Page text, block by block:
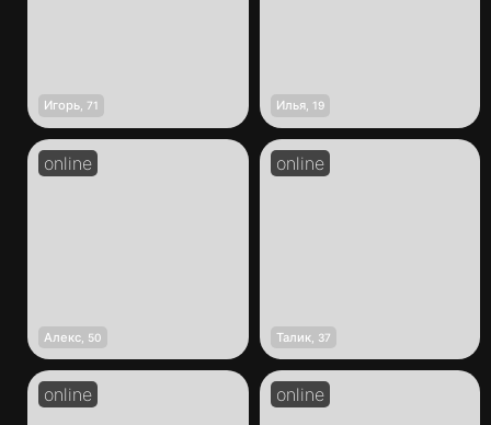
Игорь 71 Илья, 19
Алекс 50 Талик, 37